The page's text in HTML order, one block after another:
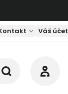
Váš účet